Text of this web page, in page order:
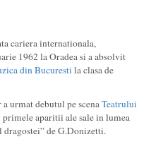
cariera internationala,
1962 la Oradea si a absolvit
din Bucuresti la clasa de
urmat debutul pe scenaTeatrului
primele aparitii ale sale in lumea
de G.Donizetti.